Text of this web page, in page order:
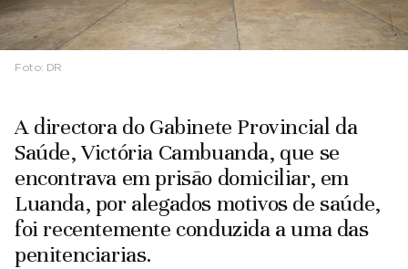
Foto: DR
A directora do Gabinete Provincial da
Saúde, Victória Cambuanda, que se
encontrava em prisão domiciliar, em
Luanda, por alegados motivos de saúde,
foi recentemente conduzida a uma das
penitenciarias.